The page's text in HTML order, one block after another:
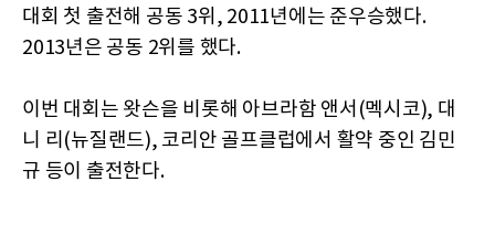
대회 첫 출전해 공동 3위, 2011년에는 준우승했다.
2013년은 공동 2위를 했다.
이번 대회는 왓슨을 비롯해 아브라함 앤서(멕시코), 대
니 리(뉴질랜드), 코리안 골프클럽에서 활약 중인 김민
규 등이 출전한다.